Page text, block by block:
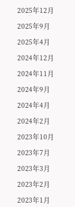
2025年12月
2025年9月
2025年4月
2024年12月
2024年11月
2024年9月
2024年4月
2024年2月
2023年10月
2023年7月
2023年3月
2023年2月
2023年1月